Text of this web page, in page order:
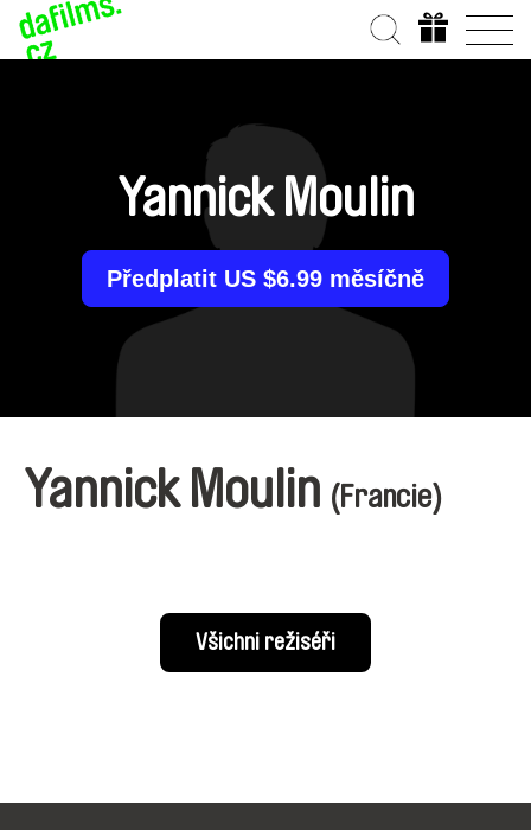
Yannick Moulin
Předplatit US $6.99 měsíčně
Yannick Moulin (Francie)
Všichni režiséři